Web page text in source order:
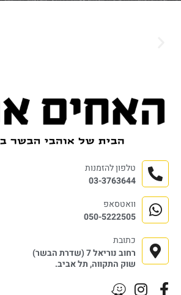
טלפון להזמנות
03-3763644
וואטסאפ
050-5222505
כתובת
רחוב נוריאל 7 (שדרת הבשר)
שוק התקווה, תל אביב.